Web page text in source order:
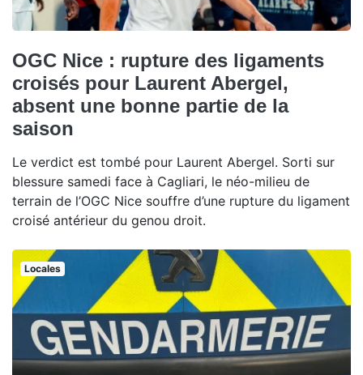
OGC Nice : rupture des ligaments
croisés pour Laurent Abergel,
absent une bonne partie de la
saison
Le verdict est tombé pour Laurent Abergel. Sorti sur
blessure samedi face à Cagliari, le néo-milieu de
terrain de l’OGC Nice souffre d’une rupture du ligament
croisé antérieur du genou droit.
Locales